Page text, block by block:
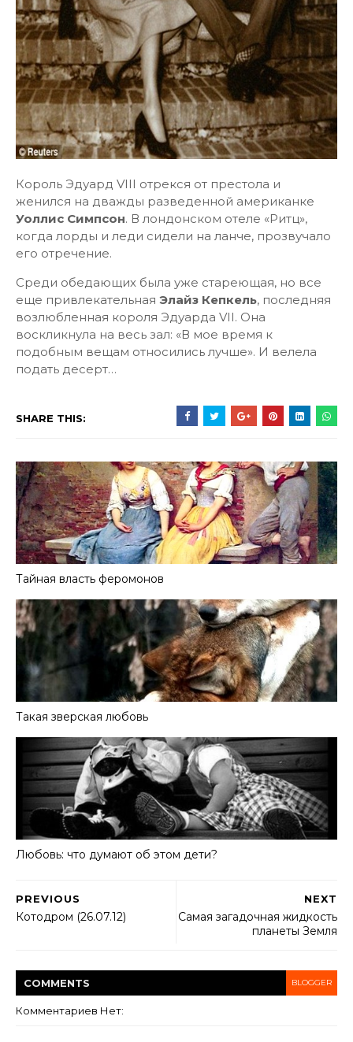
Король Эдуард VIII отрекся от престола и
женился на дважды разведенной американке
Уоллис Симпсон. В лондонском отеле «Ритц»,
когда лорды и леди сидели на ланче, прозвучало
его отречение.
Среди обедающих была уже стареющая, но все
еще привлекательная Элайз Кепкель, последняя
возлюбленная короля Эдуарда VII. Она
воскликнула на весь зал: «В мое время к
подобным вещам относились лучше». И велела
подать десерт…
SHARE THIS:
Тайная власть феромонов
Такая зверская любовь
Любовь: что думают об этом дети?
NEXT
Самая загадочная жидкость
планеты Земля
PREVIOUS
Котодром (26.07.12)
COMMENTS BLOGGER
Комментариев Нет: